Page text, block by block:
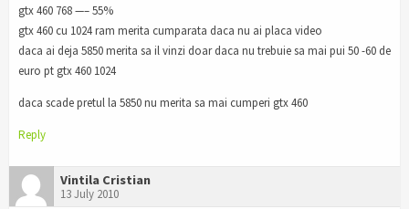
gtx 460 768 —– 55%
gtx 460 cu 1024 ram merita cumparata daca nu ai placa video
daca ai deja 5850 merita sa il vinzi doar daca nu trebuie sa mai pui 50 -60 de
euro pt gtx 460 1024
daca scade pretul la 5850 nu merita sa mai cumperi gtx 460
Reply
Vintila Cristian
13 July 2010